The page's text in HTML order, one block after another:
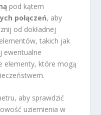
pod kątem
połączeń, aby
od dokładnej
takich jak
ewentualne
elementy, które mogą
aby sprawdzić
uziemienia w